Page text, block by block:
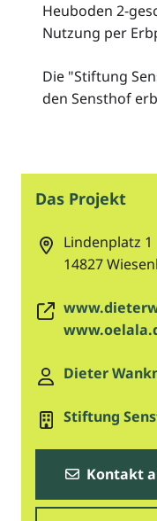
Heuboden 2-
Nutzung per
Die "Stiftung
den Sensthof
Das Projekt
Lindenplatz 1
14827
Dieter
Stiftung
Kontakt